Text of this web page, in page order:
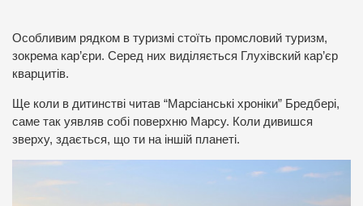
Особливим рядком в туризмі стоїть промсловий туризм,
зокрема кар’єри. Серед них виділяється Глухівский кар’єр
кварцитів.
Ще коли в дитинстві читав “Марсіанські хроніки” Бредбері,
саме так уявляв собі поверхню Марсу. Коли дивишся
зверху, здається, що ти на іншій планеті.